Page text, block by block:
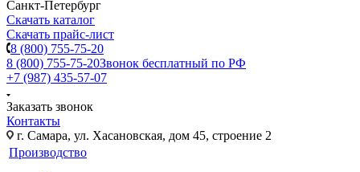
Санкт-Петербург
Скачать каталог
Скачать прайс-лист
8 (800) 755-75-20
8 (800) 755-75-20Звонок бесплатный по РФ
+7 (987) 435-57-07
Заказать звонок
Контакты
г. Самара, ул. Хасановская, дом 45, строение 2
Производство